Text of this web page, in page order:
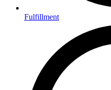
Fulfillment